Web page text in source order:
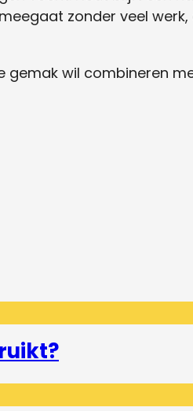
zonder veel
gemak wil combineren